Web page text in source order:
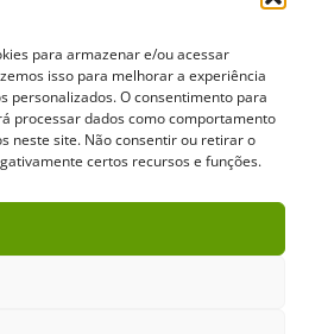
para armazenar e/ou acessar
isso para melhorar a experiência
personalizados. O consentimento para
processar dados como comportamento
neste site. Não consentir ou retirar o
certos recursos e funções.
Leilões Anuncie